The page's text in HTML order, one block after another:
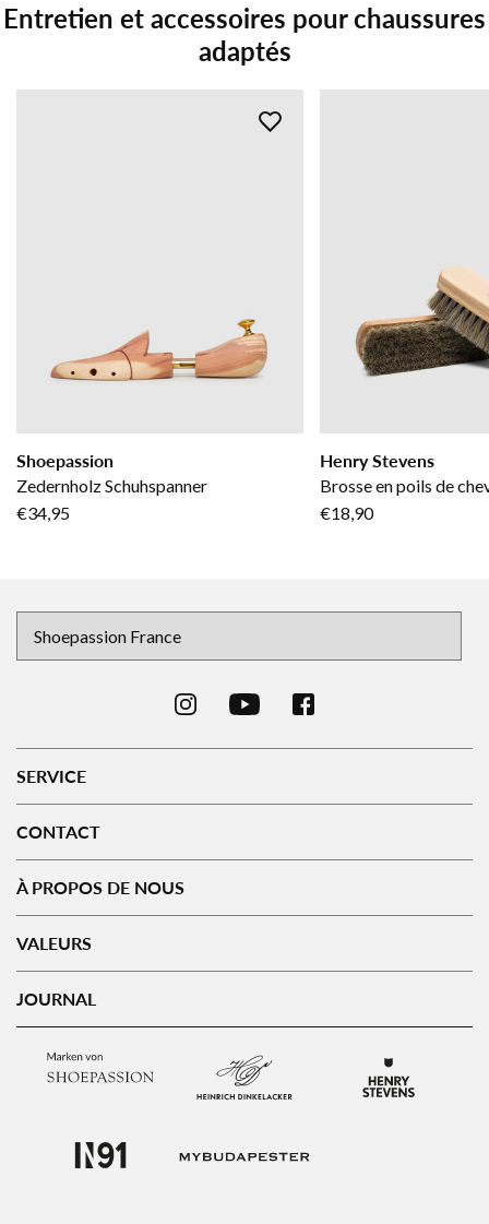
Entretien et accessoires pour chaussures
adaptés
Shoepassion
Zedernholz Schuhspanner
€34,95
Henry Stevens
Brosse en poils de
€18,90
SERVICE
CONTACT
À PROPOS DE NOUS
VALEURS
JOURNAL